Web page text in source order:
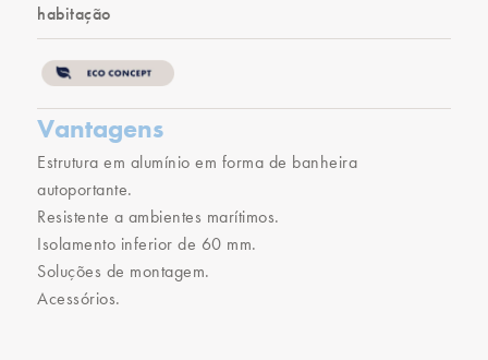
habitação
Vantagens
Estrutura em alumínio em forma de banheira
autoportante.
Resistente a ambientes marítimos.
Isolamento inferior de 60 mm.
Soluções de montagem.
Acessórios.